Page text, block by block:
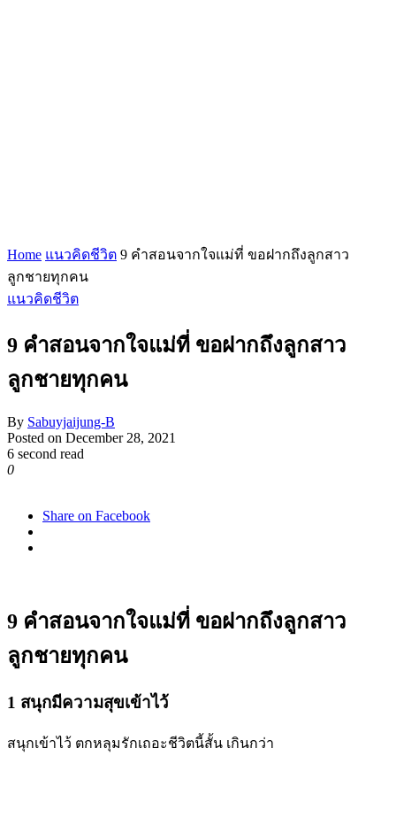
Home แนวคิดชีวิต 9 คำสอนจากใจแม่ที่ ขอฝากถึงลูกสาว
ลูกชายทุกคน
แนวคิดชีวิต
9 คำสอนจากใจแม่ที่ ขอฝากถึงลูกสาว
ลูกชายทุกคน
By Sabuyjaijung-B
Posted on December 28, 2021
6 second read
0
Share on Facebook
9 คำสอนจากใจแม่ที่ ขอฝากถึงลูกสาว
ลูกชายทุกคน
1 สนุกมีความสุขเข้าไว้
สนุกเข้าไว้ ตกหลุมรักเถอะชีวิตนี้สั้น เกินกว่า